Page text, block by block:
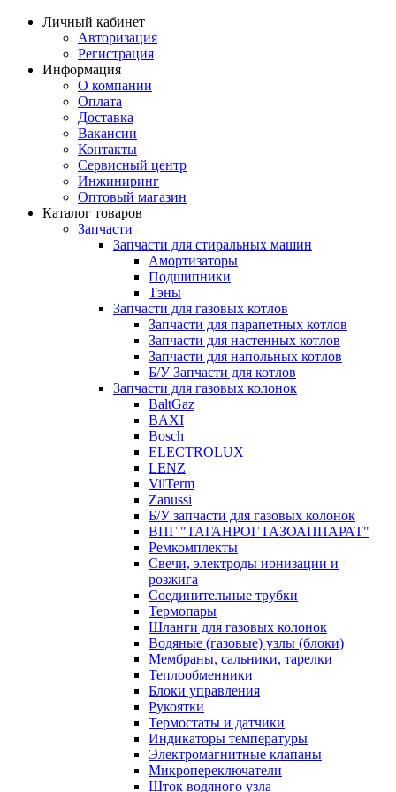
Личный кабинет
Авторизация
Регистрация
Информация
О компании
Оплата
Доставка
Вакансии
Контакты
Сервисный центр
Инжиниринг
Оптовый магазин
Каталог товаров
Запчасти
Запчасти для стиральных машин
Амортизаторы
Подшипники
Тэны
Запчасти для газовых котлов
Запчасти для парапетных котлов
Запчасти для настенных котлов
Запчасти для напольных котлов
Б/У Запчасти для котлов
Запчасти для газовых колонок
BaltGaz
BAXI
Bosch
ELECTROLUX
LENZ
VilTerm
Zanussi
Б/У запчасти для газовых колонок
ВПГ "ТАГАНРОГ ГАЗОАППАРАТ"
Ремкомплекты
Свечи, электроды ионизации и
розжига
Соединительные трубки
Термопары
Шланги для газовых колонок
Водяные (газовые) узлы (блоки)
Мембраны, сальники, тарелки
Теплообменники
Блоки управления
Рукоятки
Термостаты и датчики
Индикаторы температуры
Электромагнитные клапаны
Микропереключатели
Шток водяного узла